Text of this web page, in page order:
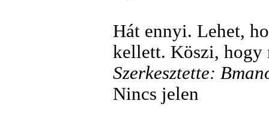
Hát ennyi. Lehet,
kellett. Köszi,
Szerkesztette:
Nincs jelen